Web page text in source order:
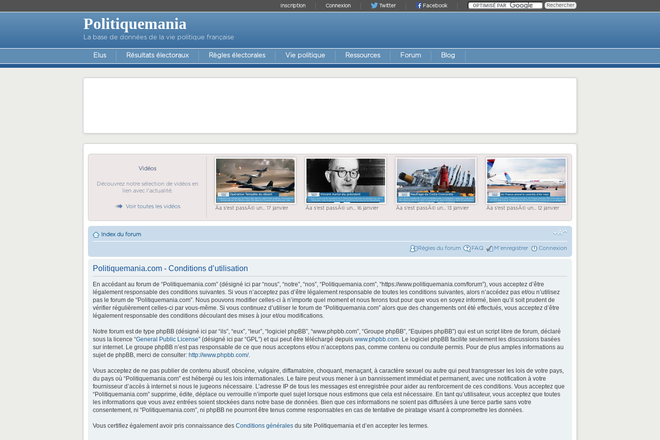
Facebook
Twitter
Connexion
Inscription
Politiquemania
La base de données de la vie politique française
Elus Résultats électoraux Règles électorales Vie politique Ressources Forum Blog
Vidéos
Découvrez notre sélection de vidéos en
lien avec l'actualité.
Voir toutes les vidéos Ãa s'est passÃ© un... 17 janvier Ãa s'est passÃ© un... 16 janvier Ãa s'est passÃ© un... 13 janvier Ãa s'est passÃ© un... 12 janvier
Index du forum
Règles du forum FAQ M’enregistrer Connexion
Politiquemania.com - Conditions d’utilisation
En accédant au forum de “Politiquemania.com” (désigné ici par “nous”, “notre”, “nos”, “Politiquemania.com”, “https://www.politiquemania.com/forum”), vous acceptez d’être
légalement responsable des conditions suivantes. Si vous n’acceptez pas d’être légalement responsable de toutes les conditions suivantes, alors n’accédez pas et/ou n’utilisez
pas le forum de “Politiquemania.com”. Nous pouvons modifier celles-ci à n’importe quel moment et nous ferons tout pour que vous en soyez informé, bien qu’il soit prudent de
vérifier régulièrement celles-ci par vous-même. Si vous continuez d’utiliser le forum de “Politiquemania.com” alors que des changements ont été effectués, vous acceptez d’être
légalement responsable des conditions découlant des mises à jour et/ou modifications.
Notre forum est de type phpBB (désigné ici par “ils”, “eux”, “leur”, “logiciel phpBB”, “www.phpbb.com”, “Groupe phpBB”, “Equipes phpBB”) qui est un script libre de forum, déclaré
sous la licence “General Public License” (désigné ici par “GPL”) et qui peut être téléchargé depuis www.phpbb.com. Le logiciel phpBB facilite seulement les discussions basées
sur internet. Le groupe phpBB n’est pas responsable de ce que nous acceptons et/ou n’acceptons pas, comme contenu ou conduite permis. Pour de plus amples informations au
sujet de phpBB, merci de consulter: http://www.phpbb.com/.
Vous acceptez de ne pas publier de contenu abusif, obscène, vulgaire, diffamatoire, choquant, menaçant, à caractère sexuel ou autre qui peut transgresser les lois de votre pays,
du pays où “Politiquemania.com” est hébergé ou les lois internationales. Le faire peut vous mener à un bannissement immédiat et permanent, avec une notification à votre
fournisseur d’accès à internet si nous le jugeons nécessaire. L’adresse IP de tous les messages est enregistrée pour aider au renforcement de ces conditions. Vous acceptez que
“Politiquemania.com” supprime, édite, déplace ou verrouille n’importe quel sujet lorsque nous estimons que cela est nécessaire. En tant qu’utilisateur, vous acceptez que toutes
les informations que vous avez entrées soient stockées dans notre base de données. Bien que ces informations ne soient pas diffusées à une tierce partie sans votre
consentement, ni “Politiquemania.com”, ni phpBB ne pourront être tenus comme responsables en cas de tentative de piratage visant à compromettre les données.
Vous certifiez également avoir pris connaissance des Conditions générales du site Politiquemania et d’en accepter les termes.